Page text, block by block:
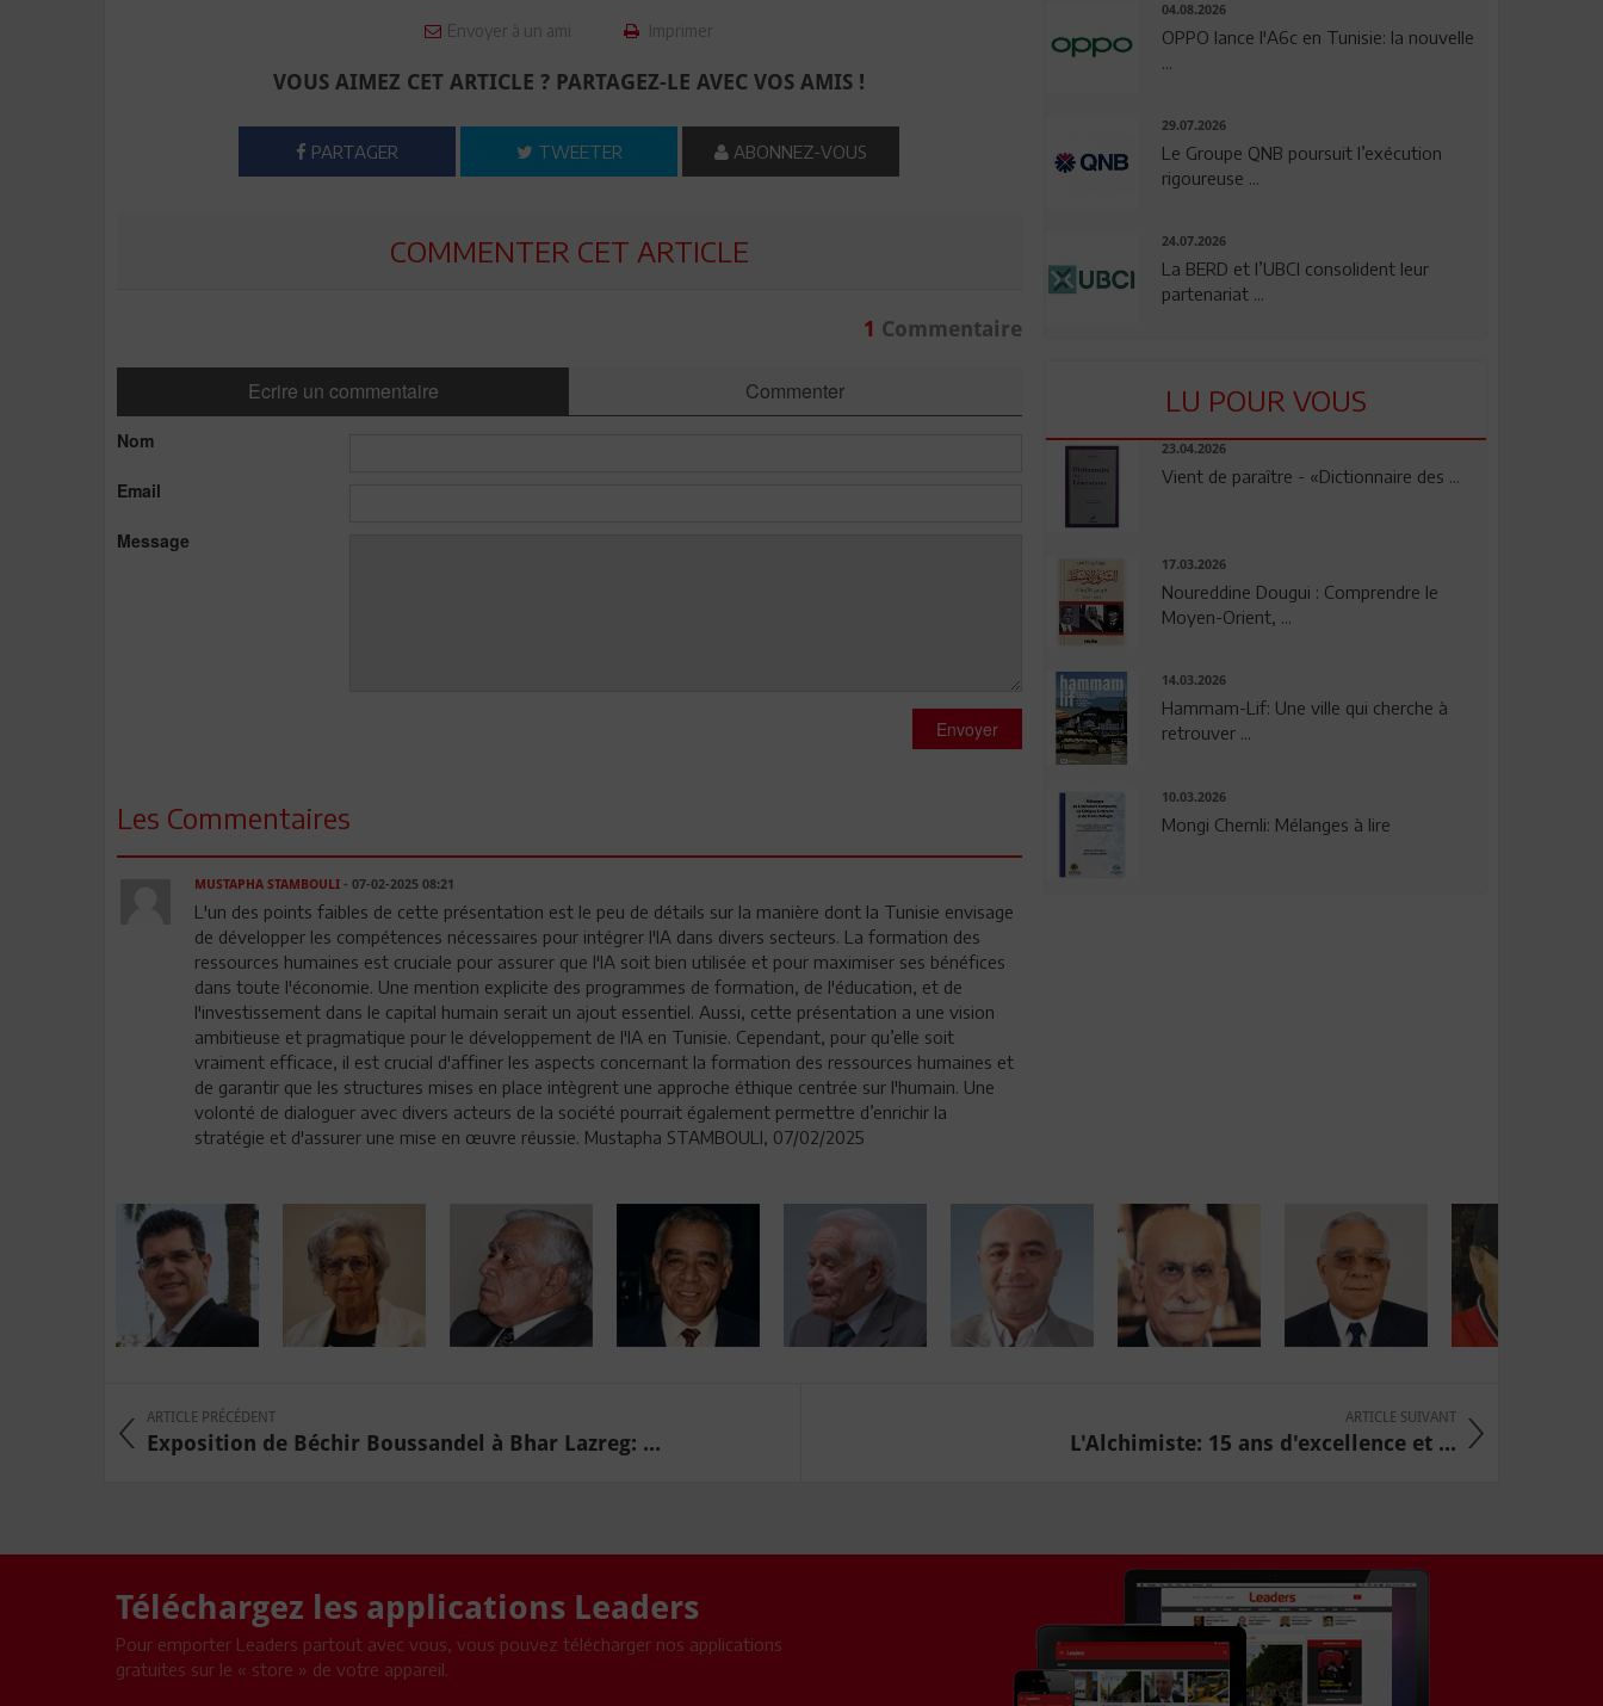
Envoyer à un ami Imprimer
VOUS AIMEZ CET ARTICLE ? PARTAGEZ-LE AVEC VOS AMIS !
PARTAGER TWEETER ABONNEZ-VOUS
COMMENTER CET ARTICLE
1 Commentaire
Ecrire un commentaire Commenter
Nom
Email
Message
Envoyer
Les Commentaires
MUSTAPHA STAMBOULI- 07-02-2025 08:21
L'un des points faibles de cette présentation est le peu de détails sur la manière dont la Tunisie envisage
de développer les compétences nécessaires pour intégrer l'IA dans divers secteurs. La formation des
ressources humaines est cruciale pour assurer que l'IA soit bien utilisée et pour maximiser ses bénéfices
dans toute l'économie. Une mention explicite des programmes de formation, de l'éducation, et de
l'investissement dans le capital humain serait un ajout essentiel. Aussi, cette présentation a une vision
ambitieuse et pragmatique pour le développement de l'IA en Tunisie. Cependant, pour qu’elle soit
vraiment efficace, il est crucial d'affiner les aspects concernant la formation des ressources humaines et
de garantir que les structures mises en place intègrent une approche éthique centrée sur l'humain. Une
volonté de dialoguer avec divers acteurs de la société pourrait également permettre d’enrichir la
stratégie et d'assurer une mise en œuvre réussie. Mustapha STAMBOULI, 07/02/2025
04.08.2026
OPPO lance l'A6c en Tunisie: la nouvelle
...
29.07.2026
Le Groupe QNB poursuit l’exécution
rigoureuse ...
24.07.2026
La BERD et l’UBCI consolident leur
partenariat ...
LU POUR VOUS
23.04.2026
Vient de paraître - «Dictionnaire des ...
17.03.2026
Noureddine Dougui : Comprendre le
Moyen-Orient, ...
14.03.2026
Hammam-Lif: Une ville qui cherche à
retrouver ...
10.03.2026
Mongi Chemli: Mélanges à lire
ARTICLE PRÉCÉDENT
Exposition de Béchir Boussandel à Bhar Lazreg: ...
ARTICLE SUIVANT
L'Alchimiste: 15 ans d'excellence et ...
Téléchargez les applications Leaders
Pour emporter Leaders partout avec vous, vous pouvez télécharger nos applications
gratuites sur le « store » de votre appareil.